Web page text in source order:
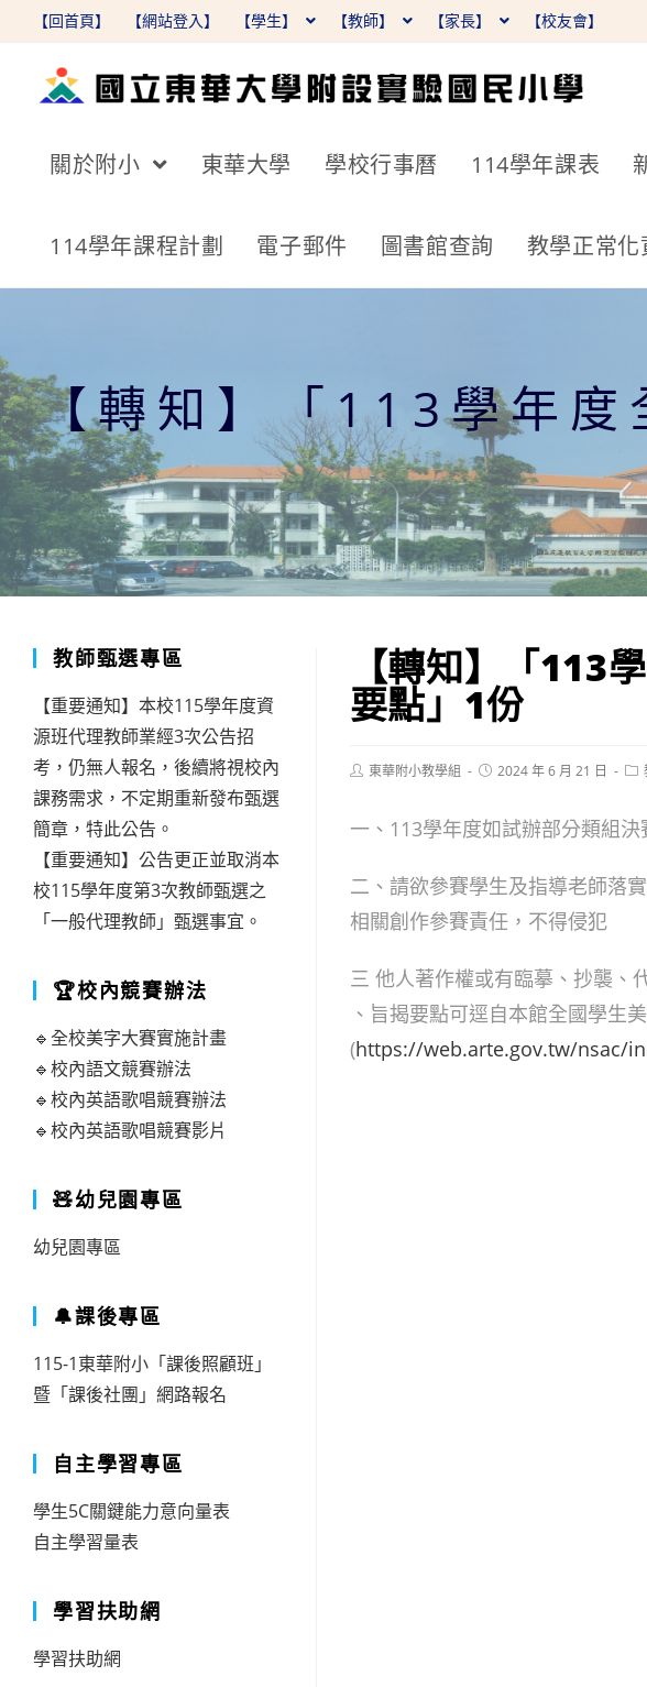
【回首頁】 【網站登入】 【學生】 【教師】 【家長】 【校友會】
關於附小 東華大學 學校行事曆 114學年課表
114學年課程計劃 電子郵件 圖書館查詢 教學正常化
【轉知】「113學年度
【轉知】「113
要點」1份
Post東華附小教學組
Post2024 年 6 月 21 日
一、113學年度如試辦部分類組
二、請欲參賽學生及指導老師落
相關創作參賽責任，不得侵犯
三 他人著作權或有臨摹、抄襲、
、旨揭要點可逕自本館全國學生
(https://web.arte.gov.tw/nsac/
教師甄選專區
【重要通知】本校115學年度資
源班代理教師業經3次公告招
考，仍無人報名，後續將視校內
課務需求，不定期重新發布甄選
簡章，特此公告。
【重要通知】公告更正並取消本
校115學年度第3次教師甄選之
「一般代理教師」甄選事宜。
🏆校內競賽辦法
🔹全校美字大賽實施計畫
🔹校內語文競賽辦法
🔹校內英語歌唱競賽辦法
🔹校內英語歌唱競賽影片
🧸幼兒園專區
幼兒園專區
🔔課後專區
115-1東華附小「課後照顧班」
暨「課後社團」網路報名
自主學習專區
學生5C關鍵能力意向量表
自主學習量表
學習扶助網
學習扶助網